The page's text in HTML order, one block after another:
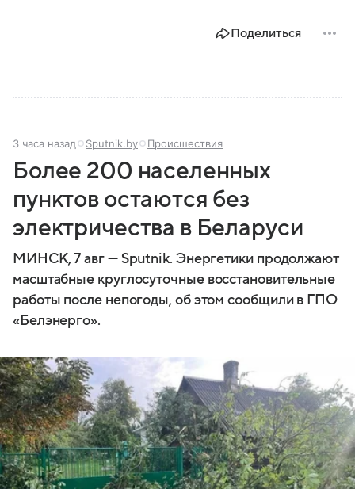
Поделиться
3 часа назад Sputnik.by Происшествия
Более 200 населенных
пунктов остаются без
электричества в Беларуси
МИНСК, 7 авг — Sputnik. Энергетики продолжают
масштабные круглосуточные восстановительные
работы после непогоды, об этом сообщили в ГПО
«Белэнерго».